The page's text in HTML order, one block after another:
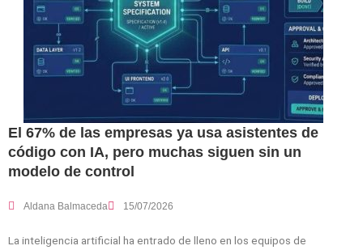
El 67% de las empresas ya usa asistentes de
código con IA, pero muchas siguen sin un
modelo de control
Aldana Balmaceda 15/07/2026
La inteligencia artificial ha entrado de lleno en los equipos de